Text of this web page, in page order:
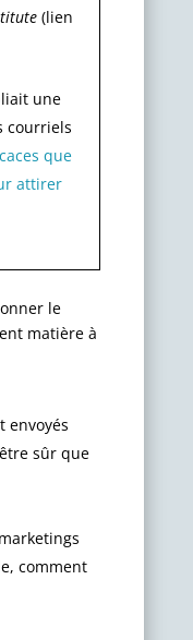
(lien
une
courriels
que
attirer
le
matière à
envoyés
sûr que
comment